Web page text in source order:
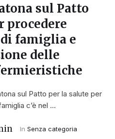
sul Patto
procedere
famiglia e
delle
sul Patto per la salute per
c’è nel …
In Senza categoria